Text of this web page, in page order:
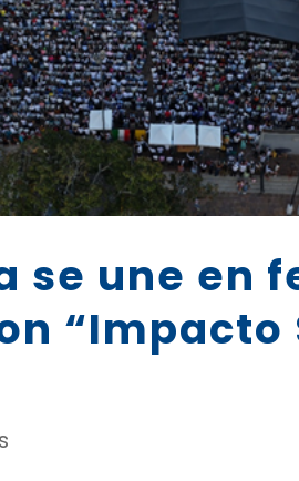
se une en
“Impacto